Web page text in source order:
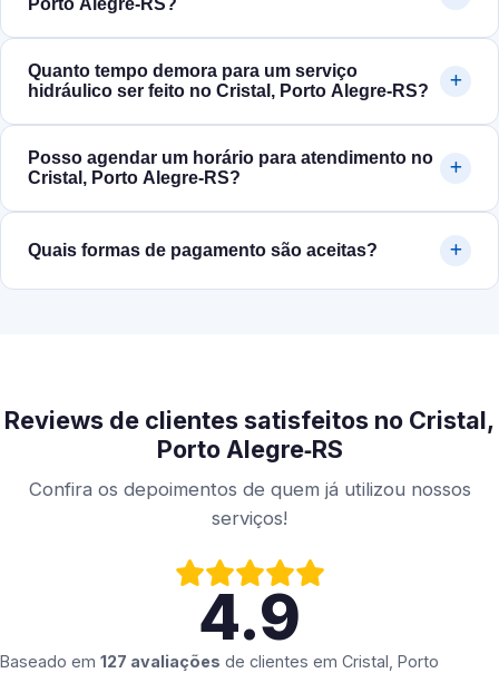
Porto Alegre‑RS?
Quanto tempo demora para um serviço
hidráulico ser feito no Cristal, Porto Alegre‑RS?
Posso agendar um horário para atendimento no
Cristal, Porto Alegre‑RS?
Quais formas de pagamento são aceitas?
Reviews de clientes satisfeitos no Cristal,
Porto Alegre‑RS
Confira os depoimentos de quem já utilizou nossos
serviços!
4.9
Baseado em 127 avaliações de clientes em Cristal, Porto